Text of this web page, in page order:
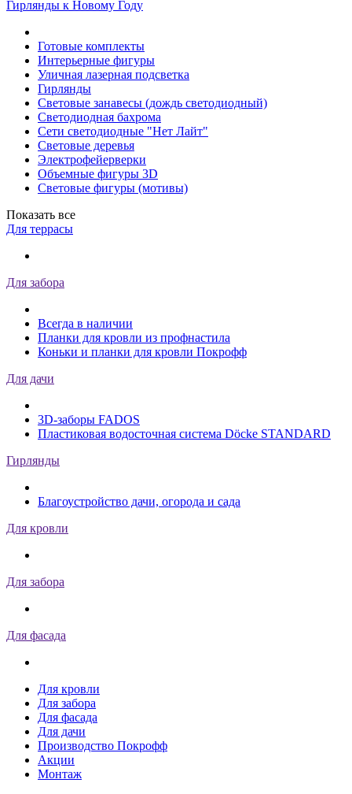
Гирлянды к Новому Году
Готовые комплекты
Интерьерные фигуры
Уличная лазерная подсветка
Гирлянды
Световые занавесы (дождь светодиодный)
Светодиодная бахрома
Сети светодиодные "Нет Лайт"
Световые деревья
Электрофейерверки
Объемные фигуры 3D
Световые фигуры (мотивы)
Показать все
Для террасы
Для забора
Всегда в наличии
Планки для кровли из профнастила
Коньки и планки для кровли Покрофф
Для дачи
3D-заборы FADOS
Пластиковая водосточная система Döcke STANDARD
Гирлянды
Благоустройство дачи, огорода и сада
Для кровли
Для забора
Для фасада
Для кровли
Для забора
Для фасада
Для дачи
Производство Покрофф
Акции
Монтаж